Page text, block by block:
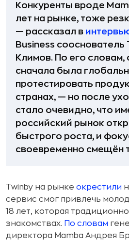
Конкуренты вроде
лет на рынке, тоже
— рассказал в
Business
Климов. По его словам,
сначала была
протестировать
странах, — но после
стало очевидно, что
российский рынок
быстрого роста, и
своевременно смещён
Twinby на рынке окрестили
сервис смог привлечь
18 лет, которая
знакомствах. По словам
директора Mamba Андрея